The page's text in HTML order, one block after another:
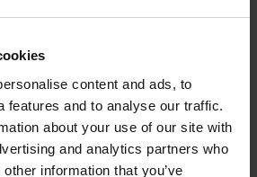
content and ads, to
features and to analyse our traffic.
about your use of our site with
and analytics partners who
information that you’ve